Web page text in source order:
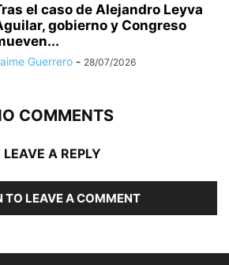
el caso de Alejandro Leyva
gobierno y Congreso
Guerrero - 28/07/2026
COMMENTS
LEAVE A REPLY
TO LEAVE A COMMENT